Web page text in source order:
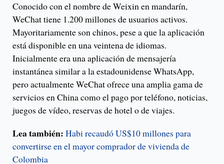
Conocido con el nombre de Weixin en mandarín,
WeChat tiene 1.200 millones de usuarios activos.
Mayoritariamente son chinos, pese a que la aplicación
está disponible en una veintena de idiomas.
Inicialmente era una aplicación de mensajería
instantánea similar a la estadounidense WhatsApp,
pero actualmente WeChat ofrece una amplia gama de
servicios en China como el pago por teléfono, noticias,
juegos de vídeo, reservas de hotel o de viajes.
Lea también: Habi recaudó US$10 millones para
convertirse en el mayor comprador de vivienda de
Colombia